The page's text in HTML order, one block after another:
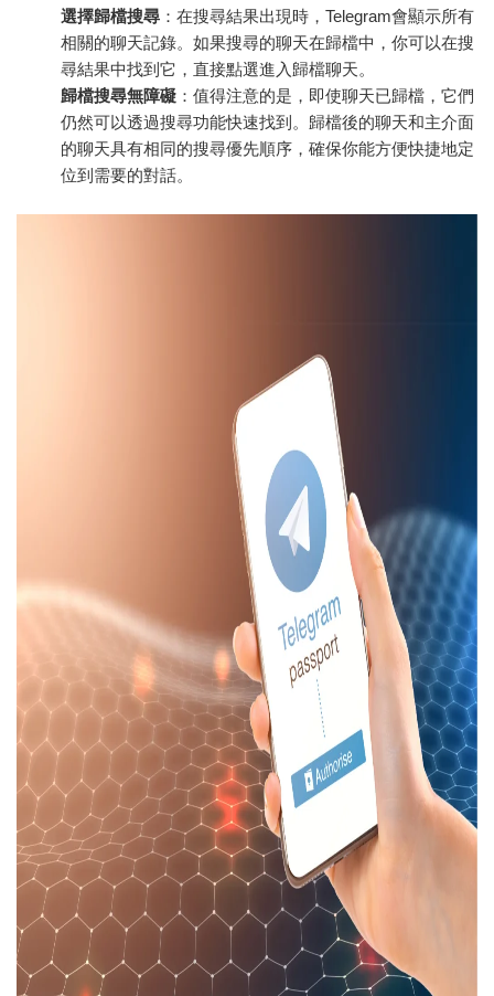
選擇歸檔搜尋 ：在搜尋結果出現時，Telegram會顯示所有
相關的聊天記錄。如果搜尋的聊天在歸檔中，你可以在搜
尋結果中找到它，直接點選進入歸檔聊天。
歸檔搜尋無障礙 ：值得注意的是，即使聊天已歸檔，它們
仍然可以透過搜尋功能快速找到。歸檔後的聊天和主介面
的聊天具有相同的搜尋優先順序，確保你能方便快捷地定
位到需要的對話。